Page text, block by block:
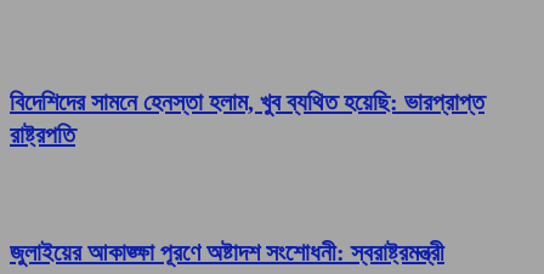
বিদেশিদের সামনে হেনস্তা হলাম, খুব ব্যথিত হয়েছি: ভারপ্রাপ্ত
রাষ্ট্রপতি
জুলাইয়ের আকাঙ্ক্ষা পূরণে অষ্টাদশ সংশোধনী: স্বরাষ্ট্রমন্ত্রী